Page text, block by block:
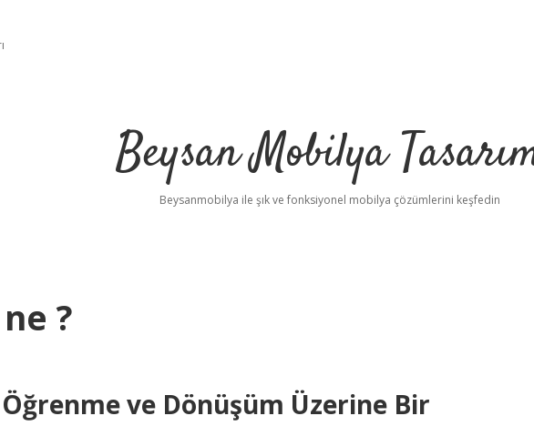
Beysan Mobilya
Beysanmobilya ile şık ve fonksiyonel mobilya çözümlerini keşfedin
?
Öğrenme ve Dönüşüm Üzerine Bir